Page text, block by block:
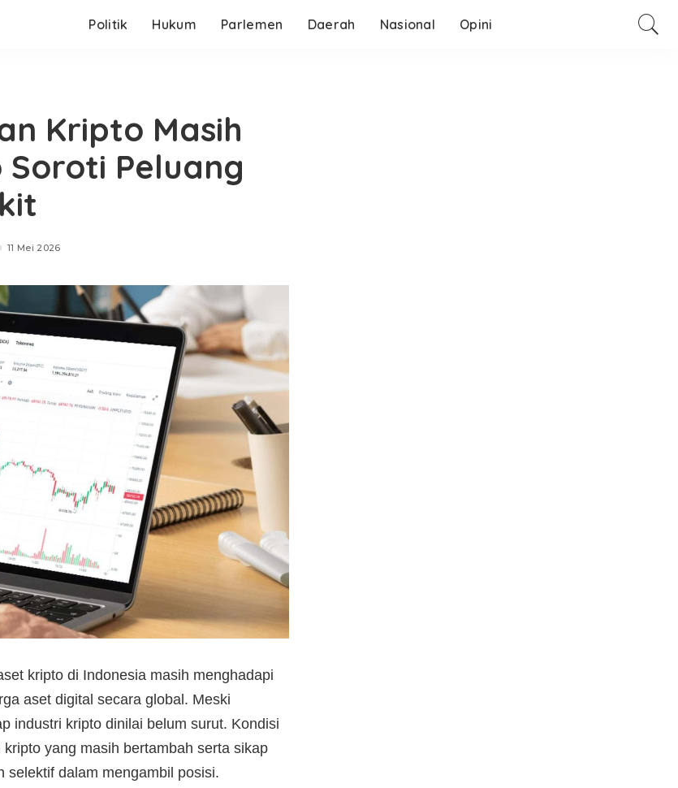
Politik Hukum Parlemen Daerah Nasional Opini
Kripto Masih
Peluang
11 Mei 2026
kripto di Indonesia masih menghadapi
aset digital secara global. Meski
industri kripto dinilai belum surut. Kondisi
yang masih bertambah serta sikap
selektif dalam mengambil posisi.